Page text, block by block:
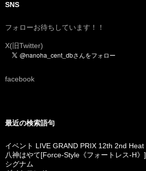
SNS
フォローお待ちしています！！
X(旧Twitter)
facebook
最近の検索語句
イベント LIVE GRAND PRIX 12th 2nd Heat
八神はやて[Force-Style《フォートレス-H》]
シグナム